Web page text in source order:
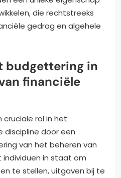
die rechtstreeks
gedrag en algehele
budgettering in
financiële
rol in het
discipline door een
van het beheren van
in staat om
te stellen, uitgaven bij te